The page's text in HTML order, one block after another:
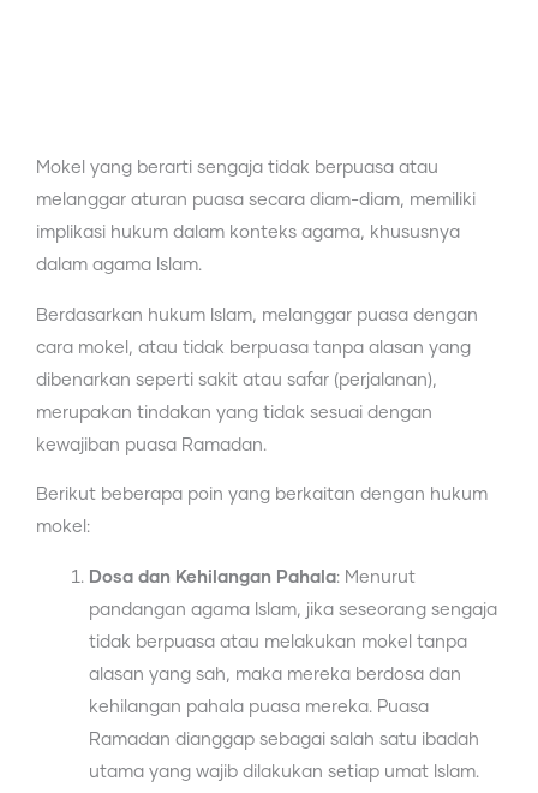
Mokel yang berarti sengaja tidak berpuasa atau
melanggar aturan puasa secara diam-diam, memiliki
implikasi hukum dalam konteks agama, khususnya
dalam agama Islam.
Berdasarkan hukum Islam, melanggar puasa dengan
cara mokel, atau tidak berpuasa tanpa alasan yang
dibenarkan seperti sakit atau safar (perjalanan),
merupakan tindakan yang tidak sesuai dengan
kewajiban puasa Ramadan.
Berikut beberapa poin yang berkaitan dengan hukum
mokel:
Dosa dan Kehilangan Pahala: Menurut
pandangan agama Islam, jika seseorang sengaja
tidak berpuasa atau melakukan mokel tanpa
alasan yang sah, maka mereka berdosa dan
kehilangan pahala puasa mereka. Puasa
Ramadan dianggap sebagai salah satu ibadah
utama yang wajib dilakukan setiap umat Islam.